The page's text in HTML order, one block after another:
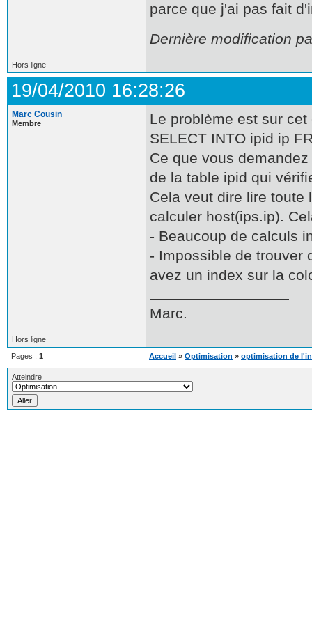
parce que j'ai pas fait
Dernière modification
Hors ligne
19/04/2010 16:28:26
Marc Cousin
Membre
Le problème est sur cet
SELECT INTO ipid ip
Ce que vous
de la table ipid qui
Cela veut dire lire toute
calculer host(ips.ip).
- Beaucoup de calculs
- Impossible de trouver
avez un index sur la
Marc.
Hors ligne
Pages : 1 Accueil » Optimisation » optimisation de
Atteindre